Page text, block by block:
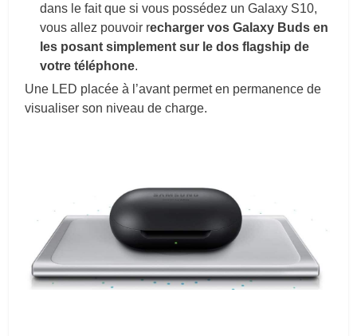
dans le fait que si vous possédez un Galaxy S10,
vous allez pouvoir recharger vos Galaxy Buds en
les posant simplement sur le dosflagship de
votre téléphone.
Une LED placée à l’avant permet en permanence de
visualiser son niveau de charge.